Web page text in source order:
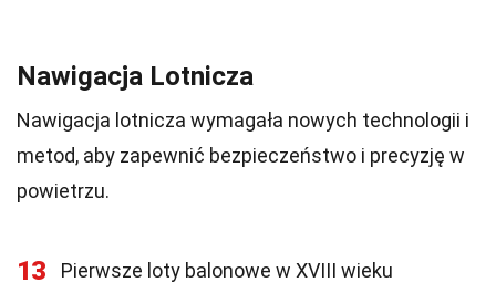
Nawigacja Lotnicza
Nawigacja lotnicza wymagała nowych technologii i
metod, aby zapewnić bezpieczeństwo i precyzję w
powietrzu.
13
Pierwsze loty balonowe w XVIII wieku